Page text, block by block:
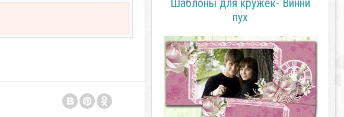
Шаблоны для кружек- Винни
пух